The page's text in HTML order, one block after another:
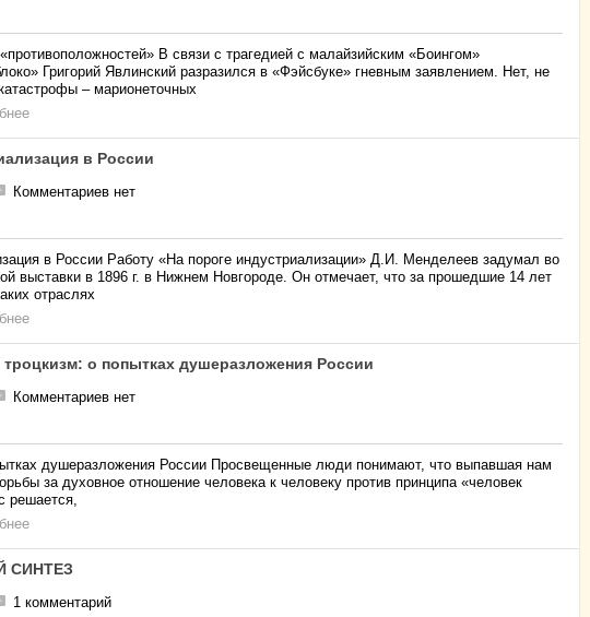
В связи с трагедией с малайзийским «Боингом»
Григорий Явлинский разразился в «Фэйсбуке» гневным заявлением. Нет, не
– марионеточных
в России
Комментариев нет
в России Работу «На пороге индустриализации» Д.И. Менделеев задумал во
выставки в 1896 г. в Нижнем Новгороде. Он отмечает, что за прошедшие 14 лет
отраслях
о попытках душеразложения России
Комментариев нет
душеразложения России Просвещенные люди понимают, что выпавшая нам
за духовное отношение человека к человеку против принципа «человек
решается,
СИНТЕЗ
1 комментарий